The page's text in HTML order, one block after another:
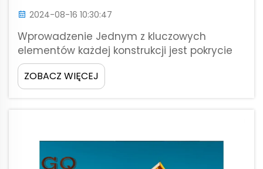
2024-08-16 10:30:47
Wprowadzenie Jednym z kluczowych
elementów każdej konstrukcji jest pokrycie
dachu, które oszczędza materiały od burzy i
przyczynia się do jego długowieczności.
ZOBACZ WIĘCEJ